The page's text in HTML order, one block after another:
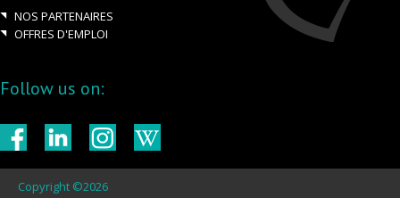
NOS PARTENAIRES
OFFRES D'EMPLOI
Follow us on:
Copyright ©2026